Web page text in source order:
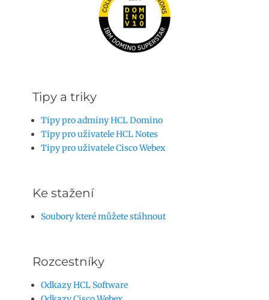
Tipy a triky
Tipy pro adminy HCL Domino
Tipy pro uživatele HCL Notes
Tipy pro uživatele Cisco Webex
Ke stažení
Soubory které můžete stáhnout
Rozcestníky
Odkazy HCL Software